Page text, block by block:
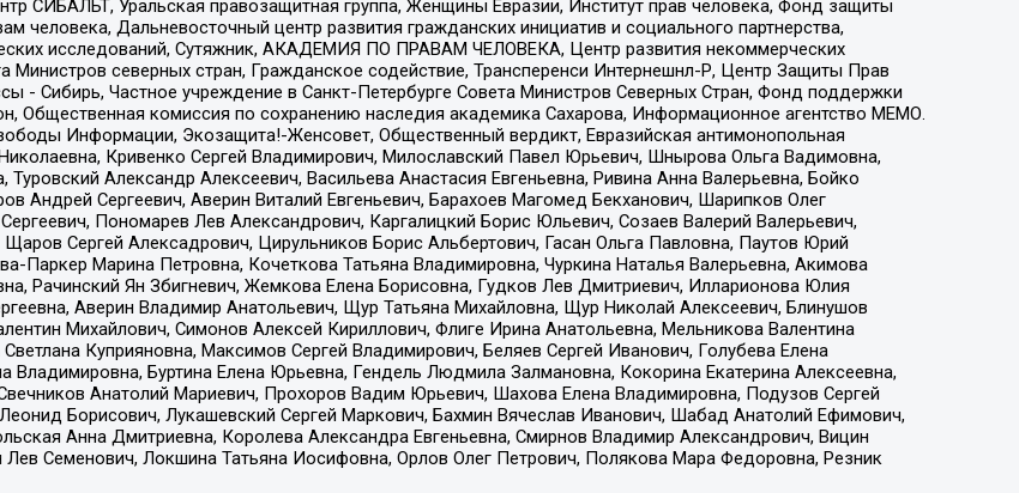
СИБАЛЬТ, Уральская правозащитная группа, Женщины Евразии, Институт прав человека, Фонд защиты
человека, Дальневосточный центр развития гражданских инициатив и социального партнерства,
исследований, Сутяжник, АКАДЕМИЯ ПО ПРАВАМ ЧЕЛОВЕКА, Центр развития некоммерческих
Министров северных стран, Гражданское содействие, Трансперенси Интернешнл-Р, Центр Защиты Прав
- Сибирь, Частное учреждение в Санкт-Петербурге Совета Министров Северных Стран, Фонд поддержки
Общественная комиссия по сохранению наследия академика Сахарова, Информационное агентство МЕМО.
Информации, Экозащита!-Женсовет, Общественный вердикт, Евразийская антимонопольная
Кривенко Сергей Владимирович, Милославский Павел Юрьевич, Шнырова Ольга Вадимовна,
Александр Алексеевич, Васильева Анастасия Евгеньевна, Ривина Анна Валерьевна, Бойко
Андрей Сергеевич, Аверин Виталий Евгеньевич, Барахоев Магомед Бекханович, Шарипков Олег
Пономарев Лев Александрович, Каргалицкий Борис Юльевич, Созаев Валерий Валерьевич,
Сергей Алексадрович, Цирульников Борис Альбертович, Гасан Ольга Павловна, Паутов Юрий
Паркер Марина Петровна, Кочеткова Татьяна Владимировна, Чуркина Наталья Валерьевна, Акимова
Рачинский Ян Збигневич, Жемкова Елена Борисовна, Гудков Лев Дмитриевич, Илларионова Юлия
Аверин Владимир Анатольевич, Щур Татьяна Михайловна, Щур Николай Алексеевич, Блинушов
Михайлович, Симонов Алексей Кириллович, Флиге Ирина Анатольевна, Мельникова Валентина
Куприяновна, Максимов Сергей Владимирович, Беляев Сергей Иванович, Голубева Елена
Владимировна, Буртина Елена Юрьевна, Гендель Людмила Залмановна, Кокорина Екатерина Алексеевна,
Анатолий Мариевич, Прохоров Вадим Юрьевич, Шахова Елена Владимировна, Подузов Сергей
Борисович, Лукашевский Сергей Маркович, Бахмин Вячеслав Иванович, Шабад Анатолий Ефимович,
Анна Дмитриевна, Королева Александра Евгеньевна, Смирнов Владимир Александрович, Вицин
Семенович, Локшина Татьяна Иосифовна, Орлов Олег Петрович, Полякова Мара Федоровна, Резник